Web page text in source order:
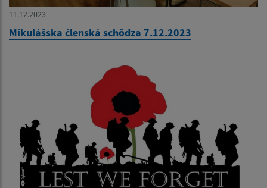
11.12.2023
Mikulášska členská schôdza 7.12.2023